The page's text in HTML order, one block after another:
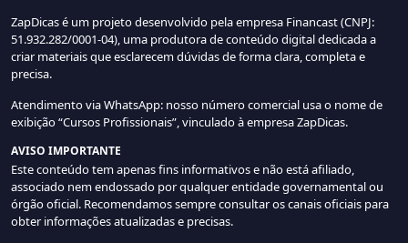
ZapDicas é um projeto desenvolvido pela empresa Financast (CNPJ:
51.932.282/0001-04), uma produtora de conteúdo digital dedicada a
criar materiais que esclarecem dúvidas de forma clara, completa e
precisa.
Atendimento via WhatsApp: nosso número comercial usa o nome de
exibição “Cursos Profissionais”, vinculado à empresa ZapDicas.
AVISO IMPORTANTE
Este conteúdo tem apenas fins informativos e não está afiliado,
associado nem endossado por qualquer entidade governamental ou
órgão oficial. Recomendamos sempre consultar os canais oficiais para
obter informações atualizadas e precisas.